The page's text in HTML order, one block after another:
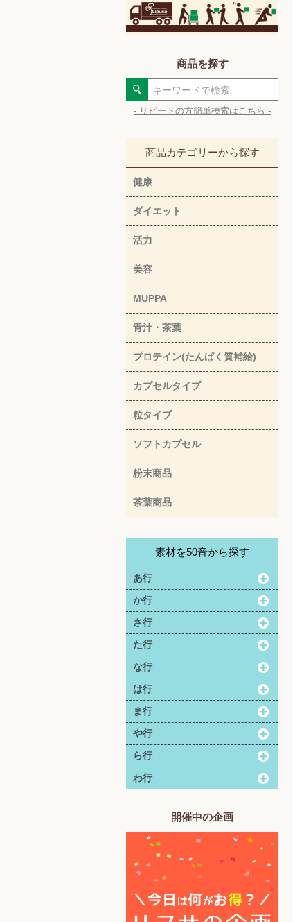
商品を探す
- リピートの方簡単検索はこちら -
商品カテゴリーから探す
健康
ダイエット
活力
美容
MUPPA
青汁・茶葉
プロテイン(たんぱく質補給)
カプセルタイプ
粒タイプ
ソフトカプセル
粉末商品
茶葉商品
素材を50音から探す
あ行
か行
さ行
た行
な行
は行
ま行
や行
ら行
わ行
開催中の企画